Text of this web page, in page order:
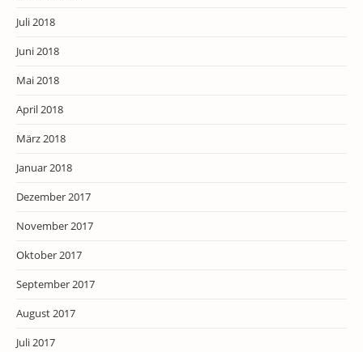
Juli 2018
Juni 2018
Mai 2018
April 2018
März 2018
Januar 2018
Dezember 2017
November 2017
Oktober 2017
September 2017
August 2017
Juli 2017